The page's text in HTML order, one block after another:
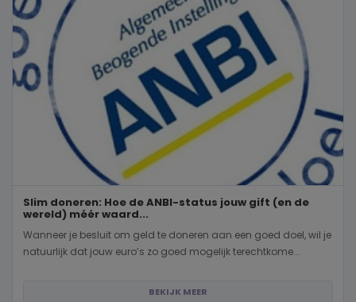
Slim doneren: Hoe de ANBI-status jouw gift (en de
wereld) méér waard...
Wanneer je besluit om geld te doneren aan een goed doel, wil je
natuurlijk dat jouw euro’s zo goed mogelijk terechtkome...
BEKIJK MEER